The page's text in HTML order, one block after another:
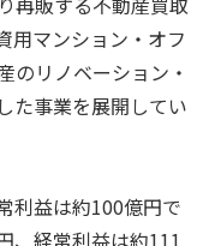
用マンション・オフ
のリノベーション・
た事業を展開してい
利益は約100億円で